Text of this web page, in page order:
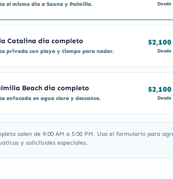
el mismo dia a Saona y Palmilla. Desde
Catalina dia completo
privada con playa y tiempo para nadar.
$2,100
Desde
Beach dia completo
enfocada en agua clara y descanso.
$2,100
Desde
salen de 9:00 AM a 5:00 PM. Usa el formulario para
y solicitudes especiales.